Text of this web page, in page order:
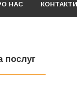
НАС КОНТАКТИ
послуг